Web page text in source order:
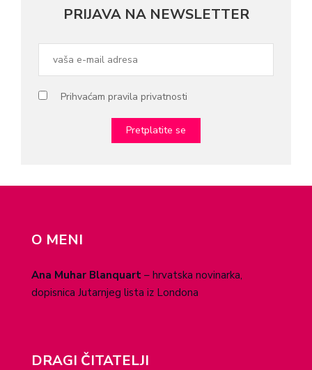
PRIJAVA NA NEWSLETTER
Prihvaćam pravila privatnosti
O MENI
Ana Muhar Blanquart – hrvatska novinarka,
dopisnica Jutarnjeg lista iz Londona
DRAGI ČITATELJI